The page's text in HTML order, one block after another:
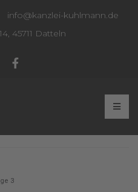
info@kanzlei-kuhlmann.de
45711 Datteln
3